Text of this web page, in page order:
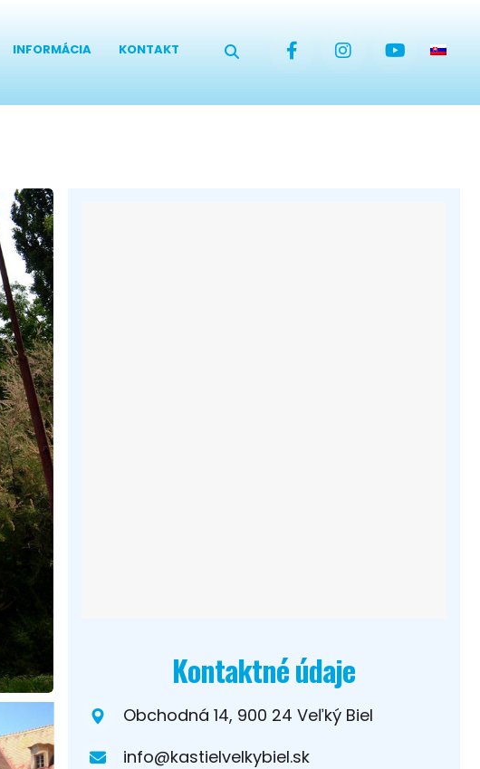
INFORMÁCIA KONTAKT
Kontaktné údaje
Obchodná 14, 900 24 Veľký Biel
info@kastielvelkybiel.sk